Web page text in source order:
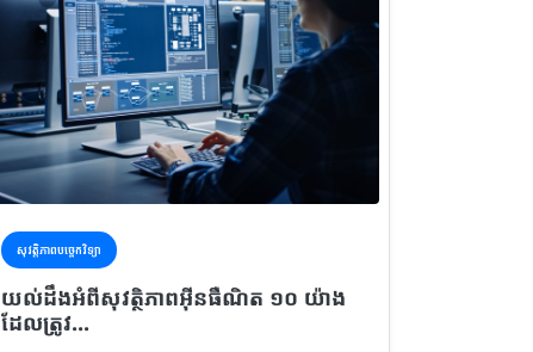
សុវត្តិភាពបច្ចេកវិទ្យា
យល់ដឹងអំពីសុវត្ថិភាពអ៊ីនធឺណិត ១០ យ៉ាង
ដែលត្រូវ...